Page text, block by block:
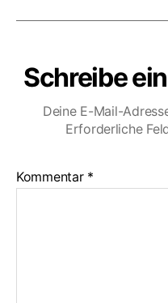
Schreibe
Deine E-Mail-
Erforderliche
Kommentar *